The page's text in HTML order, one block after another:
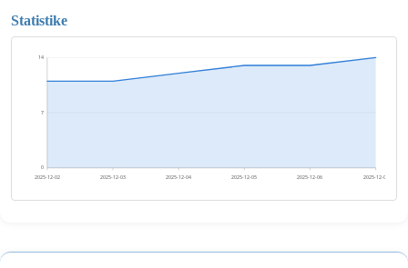
Statistike
0
7
14
2025-12-02 2025-12-03 2025-12-04 2025-12-05 2025-12-06 2025-12-07